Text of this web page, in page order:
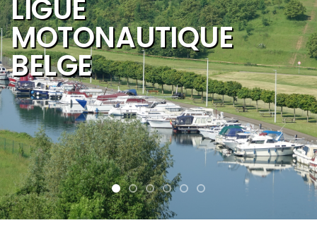
Les activités et
sports nautiques
Le tourisme de
qualité
La mobilité douce